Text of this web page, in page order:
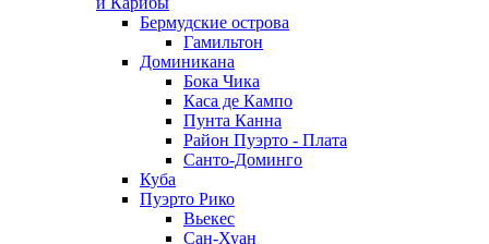
Бермудские острова
Гамильтон
Доминикана
Бока Чика
Каса де Кампо
Пунта Канна
Район Пуэрто - Плата
Санто-Доминго
Куба
Пуэрто Рико
Вьекес
Сан-Хуан